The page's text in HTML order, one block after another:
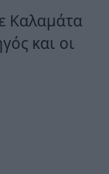
Καλαμάτα
και οι